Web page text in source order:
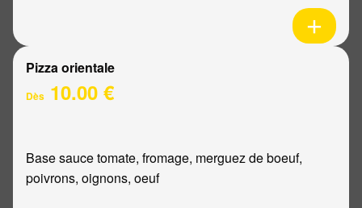
Pizza orientale
Dès 10.00 €
Base sauce tomate, fromage, merguez de boeuf,
poivrons, oignons, oeuf